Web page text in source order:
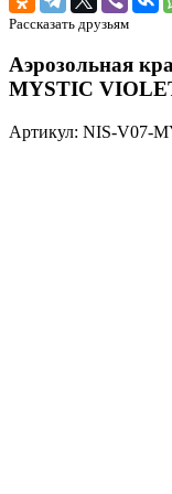
Рассказать друзьям
Аэрозольная
MYSTIC
Артикул: NIS-V07-